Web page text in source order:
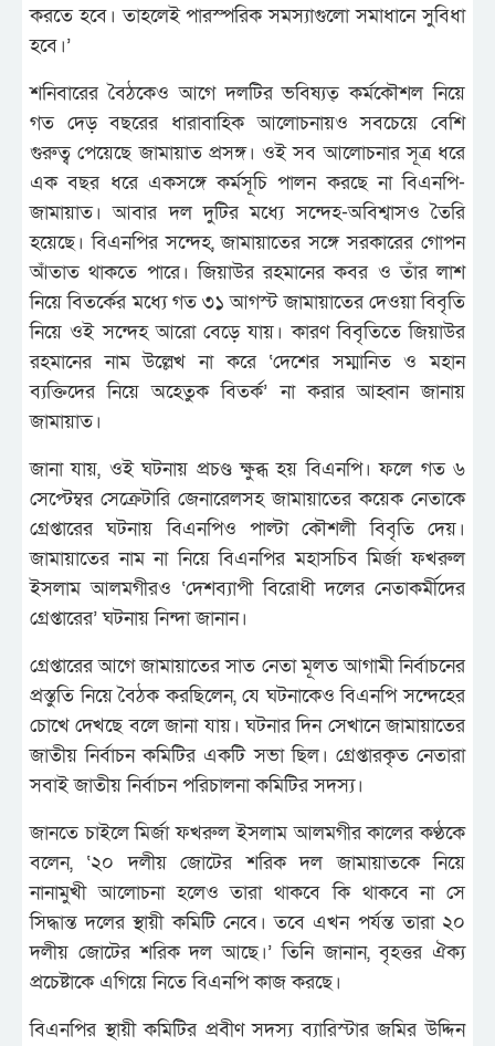
করতে হবে। তাহলেই পারস্পরিক সমস্যাগুলো সমাধানে সুবিধা
হবে।’
শনিবারের বৈঠকেও আগে দলটির ভবিষ্যত্ কর্মকৌশল নিয়ে
গত দেড় বছরের ধারাবাহিক আলোচনায়ও সবচেয়ে বেশি
গুরুত্ব পেয়েছে জামায়াত প্রসঙ্গ। ওই সব আলোচনার সূত্র ধরে
এক বছর ধরে একসঙ্গে কর্মসূচি পালন করছে না বিএনপি-
জামায়াত। আবার দল দুটির মধ্যে সন্দেহ-অবিশ্বাসও তৈরি
হয়েছে। বিএনপির সন্দেহ, জামায়াতের সঙ্গে সরকারের গোপন
আঁতাত থাকতে পারে। জিয়াউর রহমানের কবর ও তাঁর লাশ
নিয়ে বিতর্কের মধ্যে গত ৩১ আগস্ট জামায়াতের দেওয়া বিবৃতি
নিয়ে ওই সন্দেহ আরো বেড়ে যায়। কারণ বিবৃতিতে জিয়াউর
রহমানের নাম উল্লেখ না করে ‘দেশের সম্মানিত ও মহান
ব্যক্তিদের নিয়ে অহেতুক বিতর্ক’ না করার আহ্বান জানায়
জামায়াত।
জানা যায়, ওই ঘটনায় প্রচণ্ড ক্ষুব্ধ হয় বিএনপি। ফলে গত ৬
সেপ্টেম্বর সেক্রেটারি জেনারেলসহ জামায়াতের কয়েক নেতাকে
গ্রেপ্তারের ঘটনায় বিএনপিও পাল্টা কৌশলী বিবৃতি দেয়।
জামায়াতের নাম না নিয়ে বিএনপির মহাসচিব মির্জা ফখরুল
ইসলাম আলমগীরও ‘দেশব্যাপী বিরোধী দলের নেতাকর্মীদের
গ্রেপ্তারের’ ঘটনায় নিন্দা জানান।
গ্রেপ্তারের আগে জামায়াতের সাত নেতা মূলত আগামী নির্বাচনের
প্রস্তুতি নিয়ে বৈঠক করছিলেন, যে ঘটনাকেও বিএনপি সন্দেহের
চোখে দেখছে বলে জানা যায়। ঘটনার দিন সেখানে জামায়াতের
জাতীয় নির্বাচন কমিটির একটি সভা ছিল। গ্রেপ্তারকৃত নেতারা
সবাই জাতীয় নির্বাচন পরিচালনা কমিটির সদস্য।
জানতে চাইলে মির্জা ফখরুল ইসলাম আলমগীর কালের কণ্ঠকে
বলেন, ‘২০ দলীয় জোটের শরিক দল জামায়াতকে নিয়ে
নানামুখী আলোচনা হলেও তারা থাকবে কি থাকবে না সে
সিদ্ধান্ত দলের স্থায়ী কমিটি নেবে। তবে এখন পর্যন্ত তারা ২০
দলীয় জোটের শরিক দল আছে।’ তিনি জানান, বৃহত্তর ঐক্য
প্রচেষ্টাকে এগিয়ে নিতে বিএনপি কাজ করছে।
বিএনপির স্থায়ী কমিটির প্রবীণ সদস্য ব্যারিস্টার জমির উদ্দিন